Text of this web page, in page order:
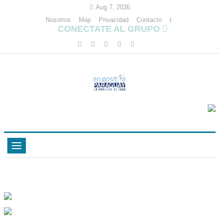
Aug 7, 2026
Nosotros
Map Privacidad Contacto t
CONECTATE AL GRUPO
Toggle
navigation